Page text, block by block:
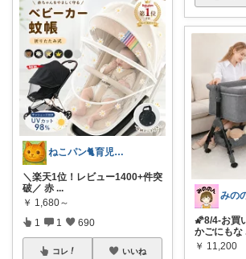
ねこパン🐈育児お助け
＼楽天1位！レビュー1400+件突
破／ 赤 ...
￥ 1,680～
1 1 690
コレ いいね
🌠8/4-お買
かごにもな
￥ 11,200